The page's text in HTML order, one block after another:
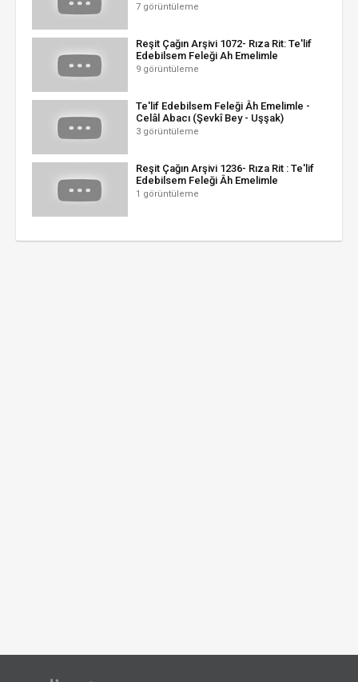
7 görüntüleme
Reşit Çağın Arşivi 1072- Rıza Rit: Te'lif
Edebilsem Feleği Ah Emelimle
9 görüntüleme
Te'lif Edebilsem Feleği Âh Emelimle -
Celâl Abacı (Şevkî Bey - Uşşak)
3 görüntüleme
Reşit Çağın Arşivi 1236- Rıza Rit : Te'lif
Edebilsem Feleği Âh Emelimle
1 görüntüleme